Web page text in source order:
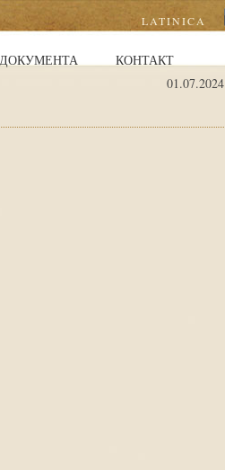
LATINICA
ДОКУМЕНТА КОНТАКТ
01.07.2024